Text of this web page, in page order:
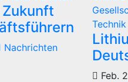
Nachrichten
Technik
Feb.